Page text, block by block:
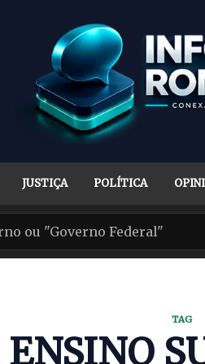
JUSTIÇA POLÍTICA
TAG
ENSINO